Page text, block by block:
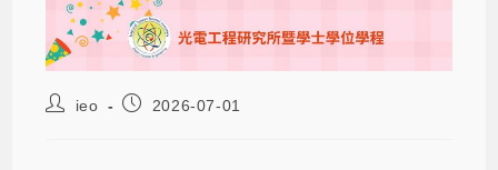
ieo 2026-07-01